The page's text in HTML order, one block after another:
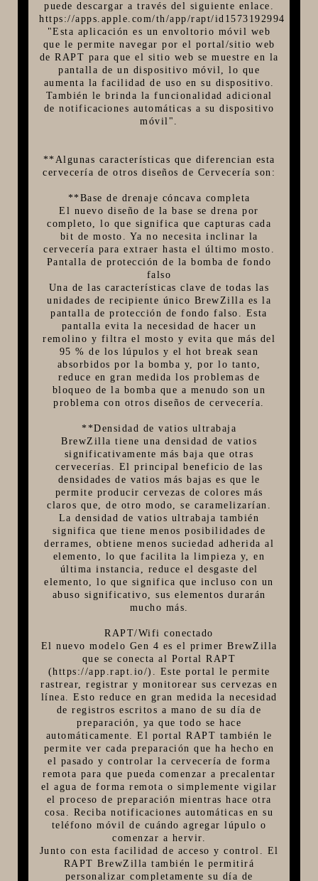
puede descargar a través del siguiente enlace.
https://apps.apple.com/th/app/rapt/id1573192994
"Esta aplicación es un envoltorio móvil web
que le permite navegar por el portal/sitio web
de RAPT para que el sitio web se muestre en la
pantalla de un dispositivo móvil, lo que
aumenta la facilidad de uso en su dispositivo.
También le brinda la funcionalidad adicional
de notificaciones automáticas a su dispositivo
móvil".
**Algunas características que diferencian esta
cervecería de otros diseños de Cervecería son:
**Base de drenaje cóncava completa
El nuevo diseño de la base se drena por
completo, lo que significa que capturas cada
bit de mosto. Ya no necesita inclinar la
cervecería para extraer hasta el último mosto.
Pantalla de protección de la bomba de fondo
falso
Una de las características clave de todas las
unidades de recipiente único BrewZilla es la
pantalla de protección de fondo falso. Esta
pantalla evita la necesidad de hacer un
remolino y filtra el mosto y evita que más del
95 % de los lúpulos y el hot break sean
absorbidos por la bomba y, por lo tanto,
reduce en gran medida los problemas de
bloqueo de la bomba que a menudo son un
problema con otros diseños de cervecería.
**Densidad de vatios ultrabaja
BrewZilla tiene una densidad de vatios
significativamente más baja que otras
cervecerías. El principal beneficio de las
densidades de vatios más bajas es que le
permite producir cervezas de colores más
claros que, de otro modo, se caramelizarían.
La densidad de vatios ultrabaja también
significa que tiene menos posibilidades de
derrames, obtiene menos suciedad adherida al
elemento, lo que facilita la limpieza y, en
última instancia, reduce el desgaste del
elemento, lo que significa que incluso con un
abuso significativo, sus elementos durarán
mucho más.
RAPT/Wifi conectado
El nuevo modelo Gen 4 es el primer BrewZilla
que se conecta al Portal RAPT
(https://app.rapt.io/). Este portal le permite
rastrear, registrar y monitorear sus cervezas en
línea. Esto reduce en gran medida la necesidad
de registros escritos a mano de su día de
preparación, ya que todo se hace
automáticamente. El portal RAPT también le
permite ver cada preparación que ha hecho en
el pasado y controlar la cervecería de forma
remota para que pueda comenzar a precalentar
el agua de forma remota o simplemente vigilar
el proceso de preparación mientras hace otra
cosa. Reciba notificaciones automáticas en su
teléfono móvil de cuándo agregar lúpulo o
comenzar a hervir.
Junto con esta facilidad de acceso y control. El
RAPT BrewZilla también le permitirá
personalizar completamente su día de